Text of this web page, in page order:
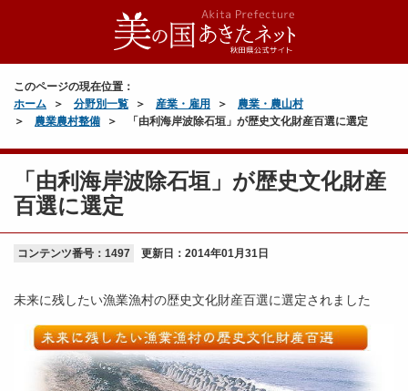
このページの現在位置：
ホーム
分野別一覧 産業・雇用
農業・農山村
農業農村整備
「由利海岸波除石垣」が歴史文化財産百選に選定
「由利海岸波除石垣」が歴史文化財産
百選に選定
コンテンツ番号：1497 更新日： 2014年01月31日
未来に残したい漁業漁村の歴史文化財産百選に選定されました